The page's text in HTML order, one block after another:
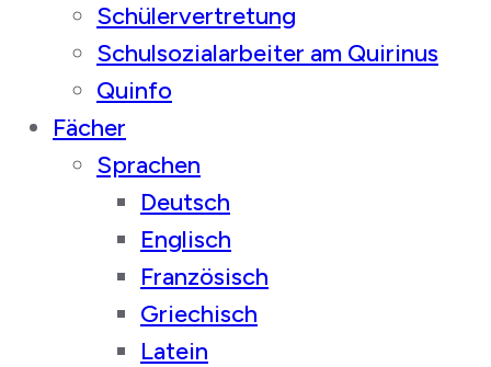
Schülervertretung
Schulsozialarbeiter am Quirinus
Quinfo
Fächer
Sprachen
Deutsch
Englisch
Französisch
Griechisch
Latein